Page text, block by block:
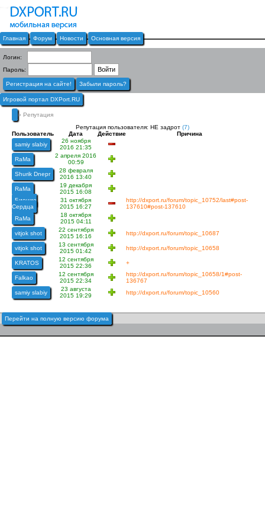
Главная Форум Новости Основная версия
Логин:
Пароль:
Регистрация на сайте! Забыли пароль?
Игровой портал DXPort.RU
» Репутация
Репутация пользователя: НЕ задрот (7)
Пользователь
Дата Действие
Причина
samiy slabiy
26 ноября
2016 21:35
RaMa
2 апреля 2016
00:59
Shurik Dnepr
28 февраля
2016 13:40
RaMa
19 декабря
2015 16:08
Биение
Сердца
31 октября
2015 16:27
http://dxport.ru/forum/topic_10752/last#post-
137610#post-137610
RaMa
18 октября
2015 04:11
vitjok shot
22 сентября
2015 16:16
http://dxport.ru/forum/topic_10687
vitjok shot
13 сентября
2015 01:42
http://dxport.ru/forum/topic_10658
KRATOS
12 сентября
2015 22:36
+
Falkao
12 сентября
2015 22:34
http://dxport.ru/forum/topic_10658/1#post-
136767
samiy slabiy
23 августа
2015 19:29
http://dxport.ru/forum/topic_10560
Перейти на полную версию форума